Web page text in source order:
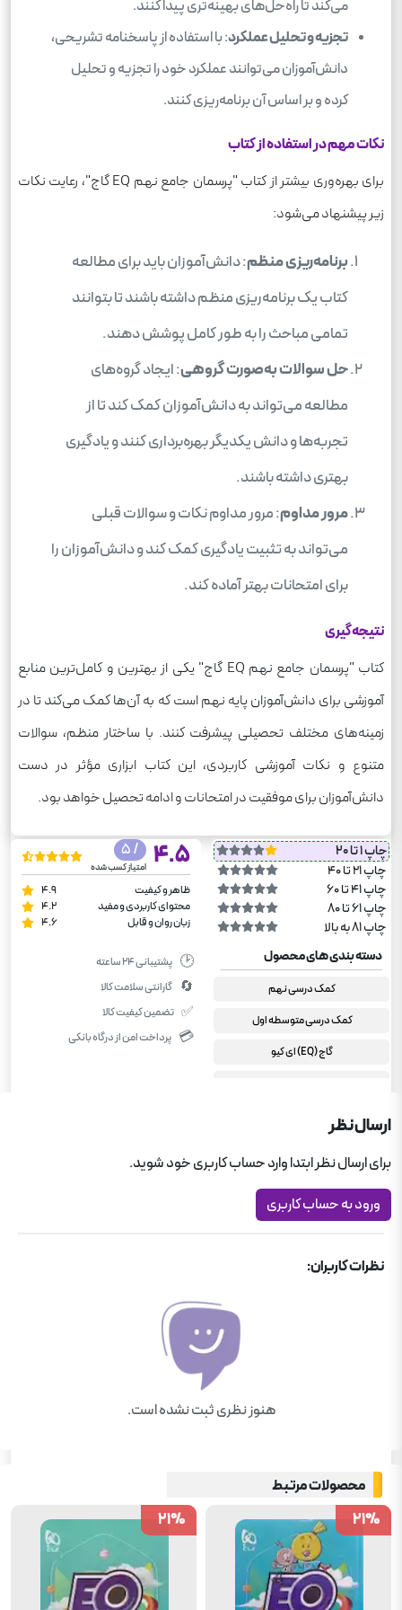
می‌کند تا راه‌حل‌های بهینه‌تری پیدا کنند.
تجزیه و تحلیل عملکرد: با استفاده از پاسخنامه تشریحی،
دانش‌آموزان می‌توانند عملکرد خود را تجزیه و تحلیل
کرده و بر اساس آن برنامه‌ریزی کنند.
نکات مهم در استفاده از کتاب
برای بهره‌وری بیشتر از کتاب "پرسمان جامع نهم EQ گاج"، رعایت نکات
زیر پیشنهاد می‌شود:
برنامه‌ریزی منظم: دانش‌آموزان باید برای مطالعه
کتاب یک برنامه‌ریزی منظم داشته باشند تا بتوانند
تمامی مباحث را به طور کامل پوشش دهند.
حل سوالات به‌صورت گروهی: ایجاد گروه‌های
مطالعه می‌تواند به دانش‌آموزان کمک کند تا از
تجربه‌ها و دانش یکدیگر بهره‌برداری کنند و یادگیری
بهتری داشته باشند.
مرور مداوم: مرور مداوم نکات و سوالات قبلی
می‌تواند به تثبیت یادگیری کمک کند و دانش‌آموزان را
برای امتحانات بهتر آماده کند.
نتیجه‌گیری
کتاب "پرسمان جامع نهم EQ گاج" یکی از بهترین و کامل‌ترین منابع
آموزشی برای دانش‌آموزان پایه نهم است که به آن‌ها کمک می‌کند تا در
زمینه‌های مختلف تحصیلی پیشرفت کنند. با ساختار منظم، سوالات
متنوع و نکات آموزشی کاربردی، این کتاب ابزاری مؤثر در دست
دانش‌آموزان برای موفقیت در امتحانات و ادامه تحصیل خواهد بود.
چاپ 1 تا 20
چاپ 21 تا 40
چاپ 41 تا 60
چاپ 61 تا 80
چاپ 81 به بالا
4.5
/ 5
امتیاز کسب شده
ظاهر و کیفیت
4.9
محتوای کاربردی و مفید
4.2
زبان روان و قابل
4.6
دسته بندی های محصول
کمک درسی نهم
کمک درسی متوسطه اول
گاج (EQ) ای کیو
🕑 پشتیبانی ۲۴ ساعته
🔄 گارانتی سلامت کالا
✅ تضمین کیفیت کالا
💳 پرداخت امن از درگاه بانکی
ارسال نظر
برای ارسال نظر ابتدا وارد حساب کاربری خود شوید.
ورود به حساب کاربری
نظرات کاربران:
هنوز نظری ثبت نشده است.
محصولات مرتبط
21%
21%
21%
21%